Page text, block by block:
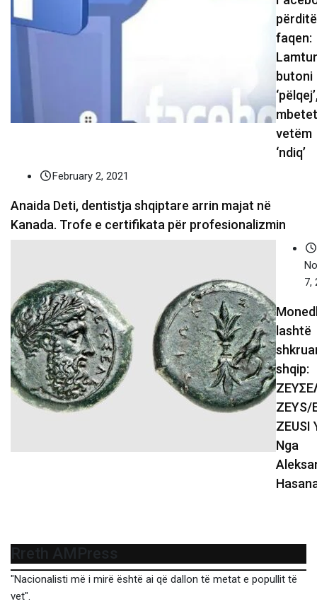
faqen:
butoni
mbetet
vetëm
‘ndiq’
February 2, 2021
Anaida Deti, dentistja shqiptare arrin majat në
Kanada. Trofe e certifikata për profesionalizmin
7,
lashtë
shqip:
ZEYS/
ZEUSI
Nga
Rreth AMPress
"Nacionalisti më i mirë është ai që dallon të metat e popullit të
vet".